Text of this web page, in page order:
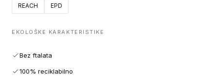
REACH EPD
EKOLOŠKE KARAKTERISTIKE
Bez ftalata
100% reciklabilno